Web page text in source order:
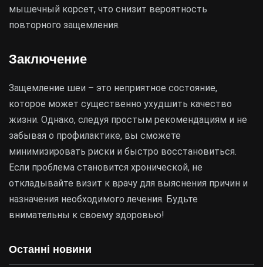
Останні новини
мышечный корсет, что снизит вероятность
повторного защемления.
Заключение
Защемление шеи – это неприятное состояние,
которое может существенно ухудшить качество
жизни. Однако, следуя простым рекомендациям и не
забывая о профилактике, вы сможете
минимизировать риски и быстро восстановиться.
Если проблема становится хронической, не
откладывайте визит к врачу для выяснения причин и
назначения необходимого лечения. Будьте
внимательны к своему здоровью!